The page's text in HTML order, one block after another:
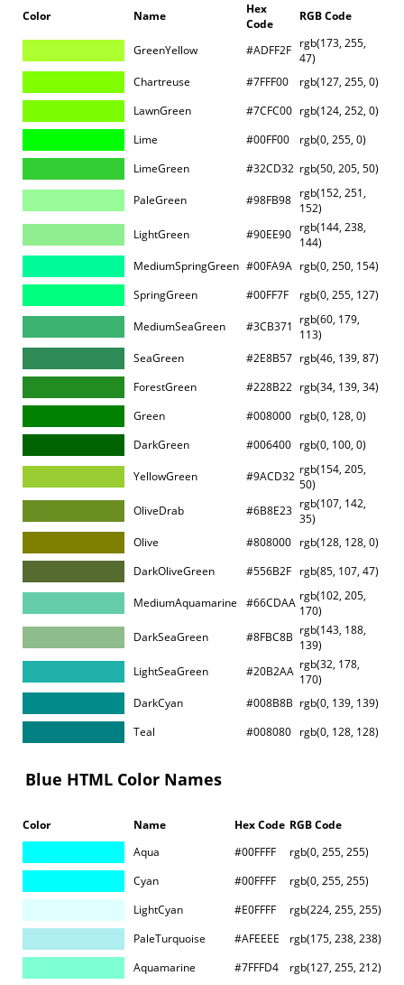
Color Name
Hex
Code
RGB Code
GreenYellow #ADFF2F rgb(173, 255,
47)
Chartreuse
#7FFF00
rgb(127, 255, 0)
LawnGreen
#7CFC00 rgb(124, 252, 0)
Lime
#00FF00
rgb(0, 255, 0)
LimeGreen
#32CD32 rgb(50, 205, 50)
PaleGreen #98FB98 rgb(152, 251,
152)
LightGreen
#90EE90 rgb(144, 238,
144)
MediumSpringGreen #00FA9A rgb(0, 250, 154)
SpringGreen
#00FF7F rgb(0, 255, 127)
MediumSeaGreen #3CB371 rgb(60, 179,
113)
SeaGreen
#2E8B57 rgb(46, 139, 87)
ForestGreen
#228B22 rgb(34, 139, 34)
Green
#008000 rgb(0, 128, 0)
DarkGreen
#006400 rgb(0, 100, 0)
YellowGreen #9ACD32 rgb(154, 205,
50)
OliveDrab
#6B8E23 rgb(107, 142,
35)
Olive
#808000 rgb(128, 128, 0)
DarkOliveGreen
#556B2F rgb(85, 107, 47)
MediumAquamarine #66CDAA rgb(102, 205,
170)
DarkSeaGreen
#8FBC8B rgb(143, 188,
139)
LightSeaGreen
#20B2AA rgb(32, 178,
170)
DarkCyan
#008B8B rgb(0, 139, 139)
Teal
#008080 rgb(0, 128, 128)
Blue HTML Color Names
Color Name Hex Code RGB Code
Aqua
#00FFFF
rgb(0, 255, 255)
Cyan
#00FFFF
rgb(0, 255, 255)
LightCyan
#E0FFFF
rgb(224, 255, 255)
PaleTurquoise
#AFEEEE
rgb(175, 238, 238)
Aquamarine
#7FFFD4
rgb(127, 255, 212)